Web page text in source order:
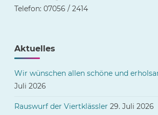
Telefon: 07056 / 2414
Aktuelles
Wir wünschen allen schöne und
Juli 2026
Rauswurf der Viertklässler 29. Juli 2026